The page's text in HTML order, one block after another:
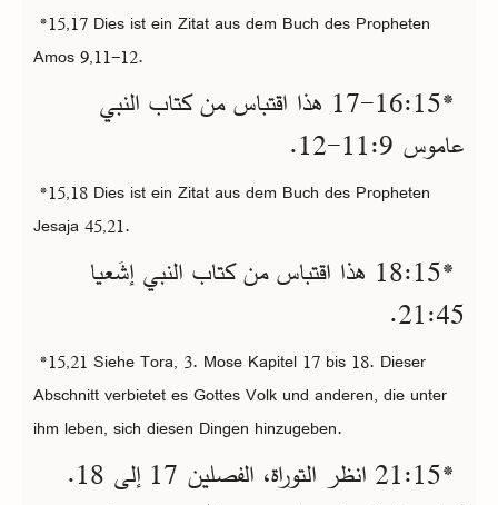
*15,17 Dies ist ein Zitat aus dem Buch des Propheten
Amos 9,11-12.
*15‏:16‏-17 هذا اقتباس من كتاب النبي
عاموس 9‏:11‏-12.
*15,18 Dies ist ein Zitat aus dem Buch des Propheten
Jesaja 45,21.
*15‏:18 هذا اقتباس من كتاب النبي إشَعيا
45‏:21.
*15,21 Siehe Tora, 3. Mose Kapitel 17 bis 18. Dieser
Abschnitt verbietet es Gottes Volk und anderen, die unter
ihm leben, sich diesen Dingen hinzugeben.
*15‏:21 انظر التوراة، الفصلين 17 إلى 18.